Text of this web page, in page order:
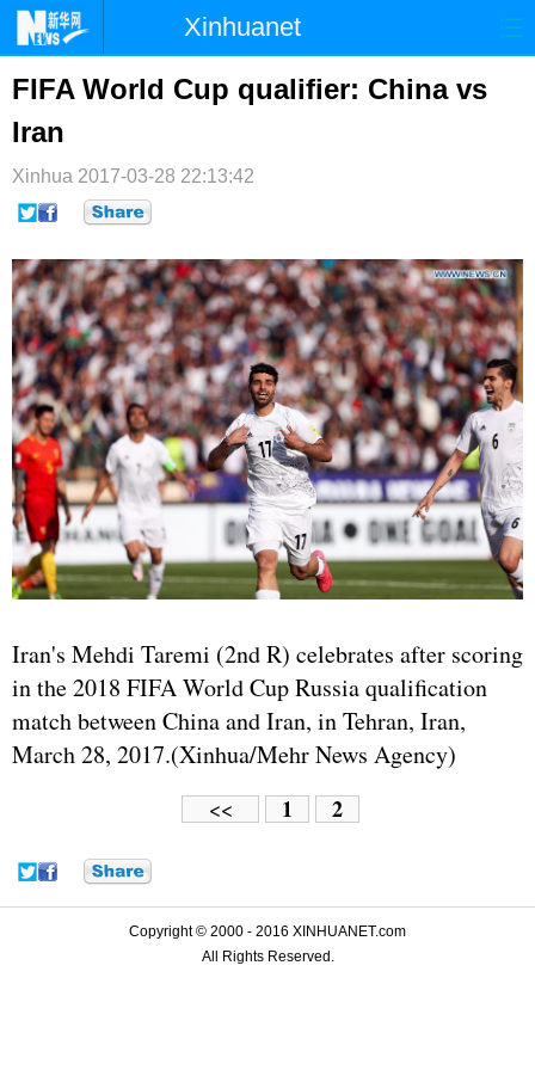
Xinhuanet
首页 时政 国际
台湾
纪检 体育
文娱
博客 微博
FIFA World Cup qualifier: China vs
Iran
Xinhua 2017-03-28 22:13:42
Iran's Mehdi Taremi (2nd R) celebrates after scoring
in the 2018 FIFA World Cup Russia qualification
match between China and Iran, in Tehran, Iran,
March 28, 2017.(Xinhua/Mehr News Agency)
<< 1 2
Copyright © 2000 - 2016 XINHUANET.com
All Rights Reserved.